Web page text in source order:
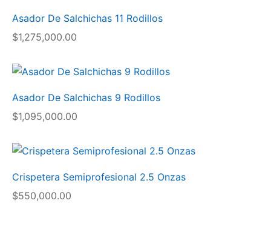
Asador De Salchichas 11 Rodillos
$1,275,000.00
Asador De Salchichas 9 Rodillos
$1,095,000.00
Crispetera Semiprofesional 2.5 Onzas
$550,000.00